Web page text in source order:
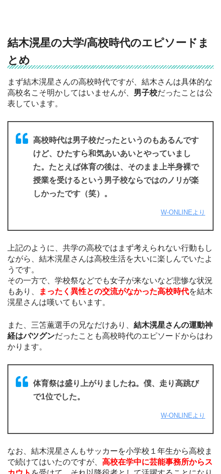
結木滉星の大学/高校時代のエピソードま
とめ
まず結木滉星さんの高校時代ですが、結木さんは具体的な
高校名こそ明かしてはいませんが、 男子校だったことは公
表しています。
高校時代は男子校だったというのもあるんです
けど、ひたすら和気あいあいとやっていまし
た。たとえば体育の後は、そのまま上半身裸で
授業を受けるという男子校ならではのノリが楽
しかったです（笑）。
W-ONLINEより
上記のように、共学の高校ではまず考えられない行動もし
ながら、結木滉星さんは高校生活を大いに楽しんでいたよ
うです。
その一方で、学校祭などでも女子が来ないなど悲惨な状況
もあり、
まったく異性との交流がなかった高校時代を結木
滉星さんは嘆いてもいます。
また、三笘薫選手の兄なだけあり、 結木滉星さんの運動神
経はバツグンだったことも高校時代のエピソードからはわ
かります。
体育祭は盛り上がりましたね。僕、走り高跳び
で1位でした。
W-ONLINEより
なお、結木滉星さんもサッカーを小学校１年生から高校ま
で続けてはいたのですが、 高校在学中に芸能事務所からス